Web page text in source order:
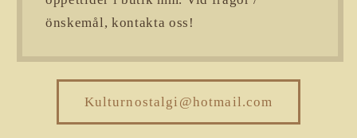
önskemål, kontakta oss!
Kulturnostalgi@hotmail.com